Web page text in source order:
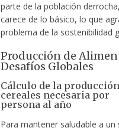
parte de la población
carece de lo básico, lo que
problema de la sostenibilidad
Producción de
Desafíos Globales
Cálculo de la
cereales necesaria por
persona al año
Para mantener saludable a un